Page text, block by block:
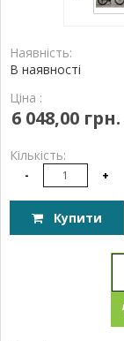
Наявність:
В наявності
Ціна :
6 048,00 грн.
Кількість:
- +
Купити